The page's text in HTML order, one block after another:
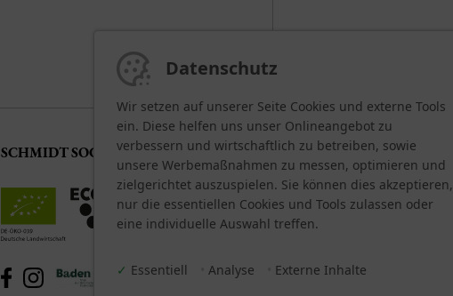
SCHMIDT SOCIAL BEZAHLARTEN
Datenschutz
Wir setzen auf unserer Seite Cookies und externe Tools
ein. Diese helfen uns unser Onlineangebot zu
verbessern und wirtschaftlich zu betreiben, sowie
unsere Werbemaßnahmen zu messen, optimieren und
zielgerichtet auszuspielen. Sie können dies akzeptieren,
nur die essentiellen Cookies und Tools zulassen oder
eine individuelle Auswahl treffen.
✓ Essentiell Analyse Externe Inhalte